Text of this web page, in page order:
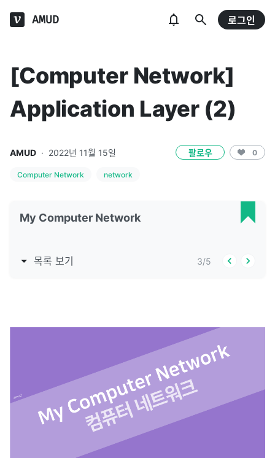
AMUD 로그인
[Computer Network]
Application Layer (2)
AMUD · 2022년 11월 15일 팔로우 0
Computer Network network
My Computer Network
목록 보기 3/5